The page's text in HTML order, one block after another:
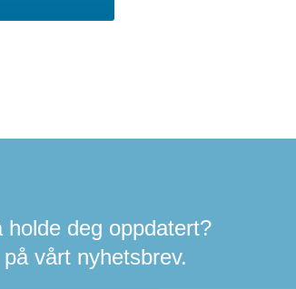
deg oppdatert?
vårt nyhetsbrev.